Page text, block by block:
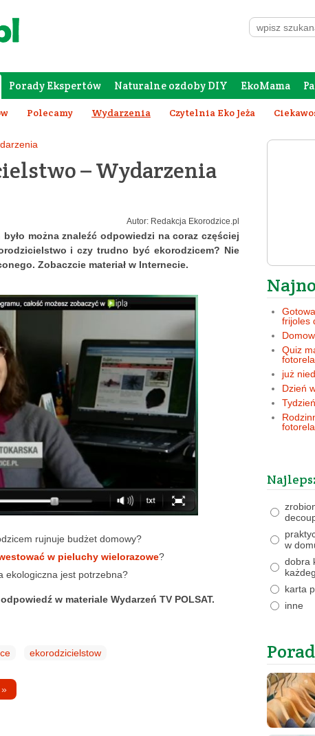
Porady Ekspertów Naturalne ozdoby DIY EkoMama
Forum Rodziców Galeria Szafing
Polecamy Wydarzenia Czytelnia Eko Jeża
– Wydarzenia
Autor: Redakcja Ekorodzice.pl
można znaleźć odpowiedzi na coraz częściej
i czy trudno być ekorodzicem? Nie
Zobaczcie materiał w Internecie.
rujnuje budżet domowy?
w pieluchy wielorazowe?
ekologiczna jest potrzebna?
w materiale Wydarzeń TV POLSAT.
ekorodzicielstow
»
frijoles
Quiz
już
Dzień
w
dobra
karta
inne